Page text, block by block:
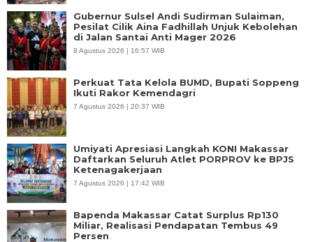
Gubernur Sulsel Andi Sudirman Sulaiman,
Pesilat Cilik Aina Fadhillah Unjuk Kebolehan
di Jalan Santai Anti Mager 2026
8 Agustus 2026 | 16:57 WIB
Perkuat Tata Kelola BUMD, Bupati Soppeng
Ikuti Rakor Kemendagri
7 Agustus 2026 | 20:37 WIB
Umiyati Apresiasi Langkah KONI Makassar
Daftarkan Seluruh Atlet PORPROV ke BPJS
Ketenagakerjaan
7 Agustus 2026 | 17:42 WIB
Bapenda Makassar Catat Surplus Rp130
Miliar, Realisasi Pendapatan Tembus 49
Persen